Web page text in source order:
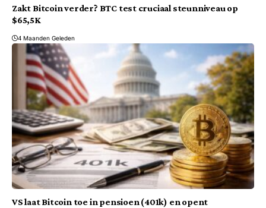
Zakt Bitcoin verder? BTC test cruciaal steunniveau op
$65,5K
4 Maanden Geleden
VS laat Bitcoin toe in pensioen (401k) en opent